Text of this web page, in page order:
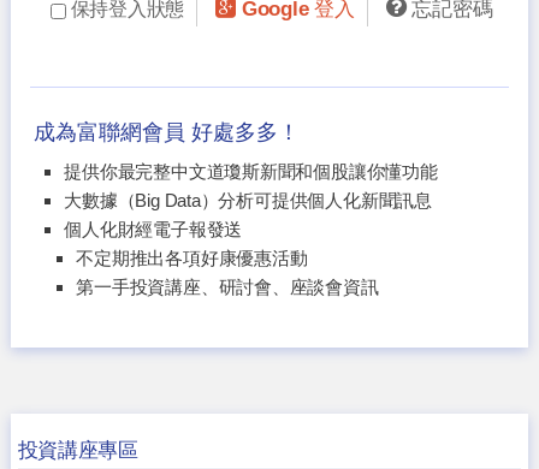
保持登入狀態 Google 登入 忘記密碼
成為富聯網會員 好處多多！
提供你最完整中文道瓊斯新聞和個股讓你懂功能
大數據（Big Data）分析可提供個人化新聞訊息
個人化財經電子報發送
不定期推出各項好康優惠活動
第一手投資講座、研討會、座談會資訊
投資講座專區